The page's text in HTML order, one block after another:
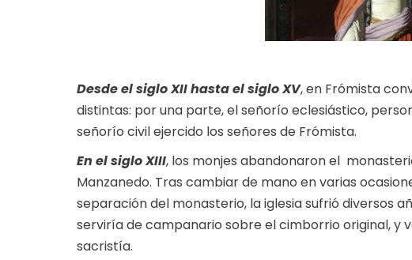
Desde el siglo XIIhasta el siglo XV, en Frómista
distintas: por una parte, el señorío eclesiástico,
señorío civil ejercido los señores de Frómista.
En el siglo XIII, los monjes abandonaron el
Manzanedo. Tras cambiar de mano en varias
separación del monasterio, la iglesia sufrió diversos
serviría de campanario sobre el cimborrio original, y
sacristía.